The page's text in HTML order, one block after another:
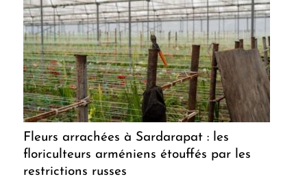
Fleurs arrachées à Sardarapat : les
floriculteurs arméniens étouffés par les
restrictions russes